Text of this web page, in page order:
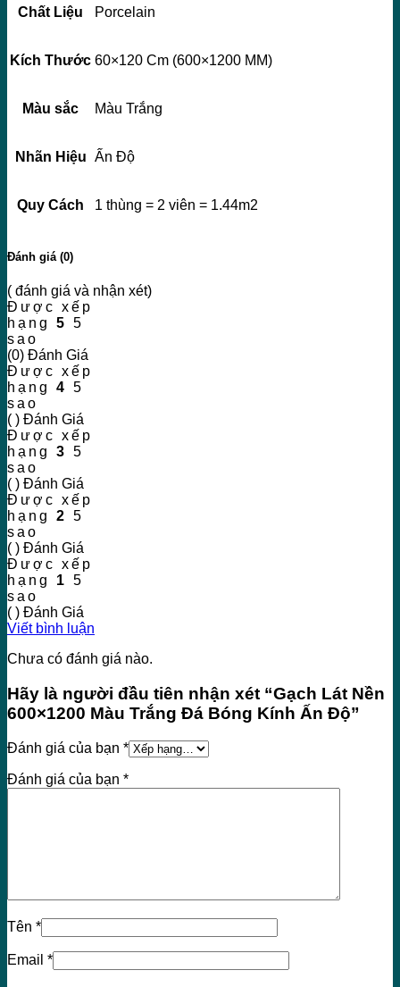
Chất Liệu Porcelain
Kích Thước 60×120 Cm (600×1200 MM)
Màu sắc Màu Trắng
Nhãn Hiệu Ấn Độ
Quy Cách 1 thùng = 2 viên = 1.44m2
Đánh giá (0)
( đánh giá và nhận xét)
Được xếp
hạng 5 5
sao
(0) Đánh Giá
Được xếp
hạng 4 5
sao
( ) Đánh Giá
Được xếp
hạng 3 5
sao
( ) Đánh Giá
Được xếp
hạng 2 5
sao
( ) Đánh Giá
Được xếp
hạng 1 5
sao
( ) Đánh Giá
Viết bình luận
Chưa có đánh giá nào.
Hãy là người đầu tiên nhận xét “Gạch Lát Nền
600×1200 Màu Trắng Đá Bóng Kính Ấn Độ”
Đánh giá của bạn *
Đánh giá của bạn *
Tên *
Email *